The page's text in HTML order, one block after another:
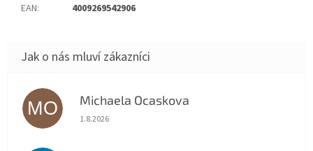
EAN: 4009269542906
MO Michaela Ocaskova
Hodnocení obchodu je 5 z 5 hvězdiček.
1.8.2026